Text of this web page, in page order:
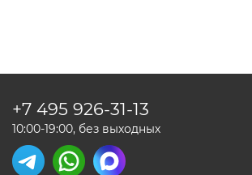
+7 495 926-31-13
10:00-19:00, без выходных